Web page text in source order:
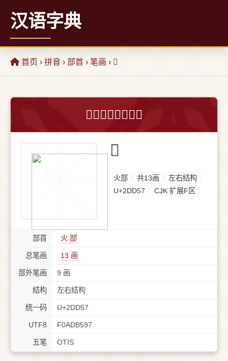
汉语字典
首页 › 拼音 › 部首 › 笔画 › 𭵗
𭵗字的意思和解释
𭵗
⽕部 共13画
左右结构
U+2DD57
CJK 扩展F区
部首 ⽕ 部
总笔画 13 画
部外笔画 9 画
结构 左右结构
统一码 U+2DD57
UTF8 F0ADB597
五笔 OTIS